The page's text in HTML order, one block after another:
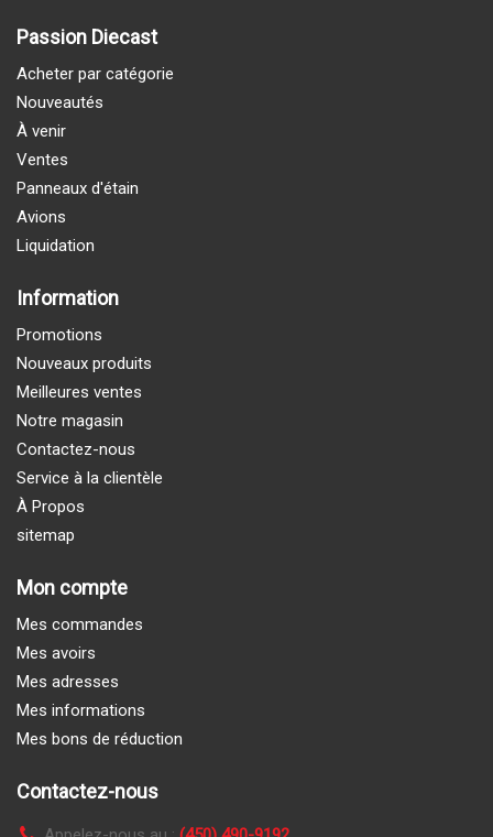
Passion Diecast
Acheter par catégorie
Nouveautés
À venir
Ventes
Panneaux d'étain
Avions
Liquidation
Information
Promotions
Nouveaux produits
Meilleures ventes
Notre magasin
Contactez-nous
Service à la clientèle
À Propos
sitemap
Mon compte
Mes commandes
Mes avoirs
Mes adresses
Mes informations
Mes bons de réduction
Contactez-nous